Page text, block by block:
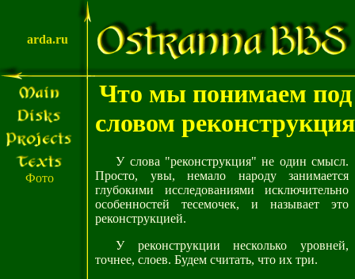
arda.ru
Фото
Что мы понимаем под
словом реконструкция
У слова "реконструкция" не один смысл.
Просто, увы, немало народу занимается
глубокими исследованиями исключительно
особенностей тесемочек, и называет это
реконструкцией.
У реконструкции несколько уровней,
точнее, слоев. Будем считать, что их три.